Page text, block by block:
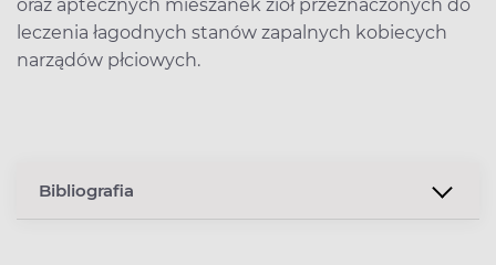
oraz aptecznych mieszanek ziół przeznaczonych do
leczenia łagodnych stanów zapalnych kobiecych
narządów płciowych.
Bibliografia